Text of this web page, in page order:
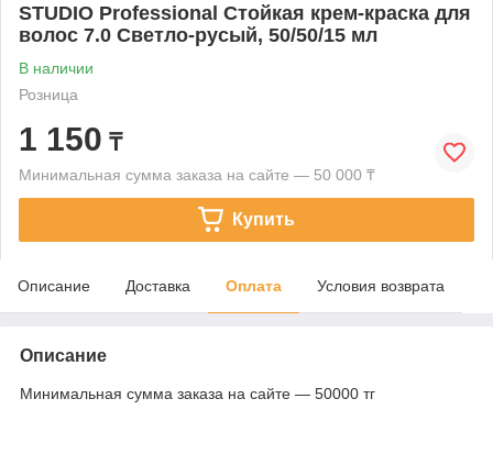
STUDIO Professional Стойкая крем-краска для
волос 7.0 Светло-русый, 50/50/15 мл
В наличии
Розница
1 150 ₸
Минимальная сумма заказа на сайте — 50 000 ₸
Купить
Описание Доставка Оплата Условия возврата
Описание
Минимальная сумма заказа на сайте — 50000 тг